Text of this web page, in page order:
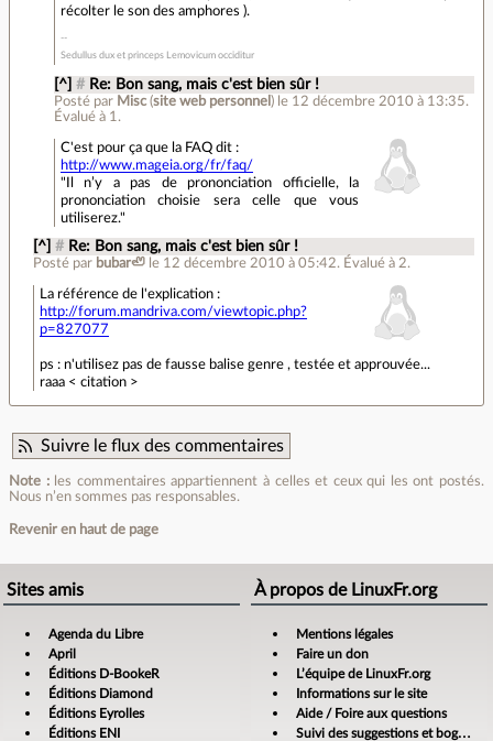
récolter le son des amphores ).
Sedullus dux et princeps Lemovicum occiditur
[^] # Re: Bon sang, mais c'est bien sûr !
Posté par Misc(site web personnel ) le 12 décembre 2010 à 13:35.
Évalué à 1 .
C'est pour ça que la FAQ dit :
http://www.mageia.org/fr/faq/
"Il n’y a pas de prononciation officielle, la
prononciation choisie sera celle que vous
utiliserez."
[^] # Re: Bon sang, mais c'est bien sûr !
Posté par bubar🦥 le 12 décembre 2010 à 05:42. Évalué à 2.
La référence de l'explication :
http://forum.mandriva.com/viewtopic.php?
p=827077
ps : n'utilisez pas de fausse balise genre , testée et approuvée...
raaa < citation >
Suivre le flux des commentaires
Note :les commentaires appartiennent à celles et ceux qui les ont postés.
Nous n’en sommes pas responsables.
Revenir en haut de page
Sites amis
Agenda du Libre
April
Éditions D-BookeR
Éditions Diamond
Éditions Eyrolles
Éditions ENI
À propos de LinuxFr.org
Mentions légales
Faire un don
L’équipe de LinuxFr.org
Informations sur le site
Aide / Foire aux questions
Suivi des suggestions et bogues